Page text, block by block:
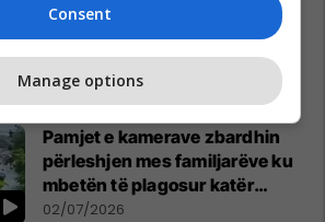
Kafshohet nga nepërka në
Valbonë, turistja nga Zelanda
tregon për betejën e saj për
mbijetesë
28/06/2026
Pamjet e kamerave zbardhin
përleshjen mes familjarëve ku
mbetën të plagosur katër
persona
02/07/2026
Consent
Manage options